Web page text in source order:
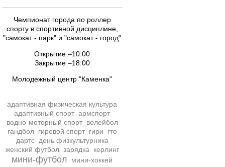
Чемпионат города по роллер
спорту в спортивной дисциплине,
"самокат - парк" и "самокат - город"
Открытие –10:00
Закрытие –18:00
Молодежный центр "Каменка"
адаптивная физическая культура
адаптивный спорт армспорт
водно-моторный спорт волейбол
гандбол гиревой спорт гири
гто
дартс день физкультурника
женский футбол зарядка керлинг
мини-футбол
мини-хоккей